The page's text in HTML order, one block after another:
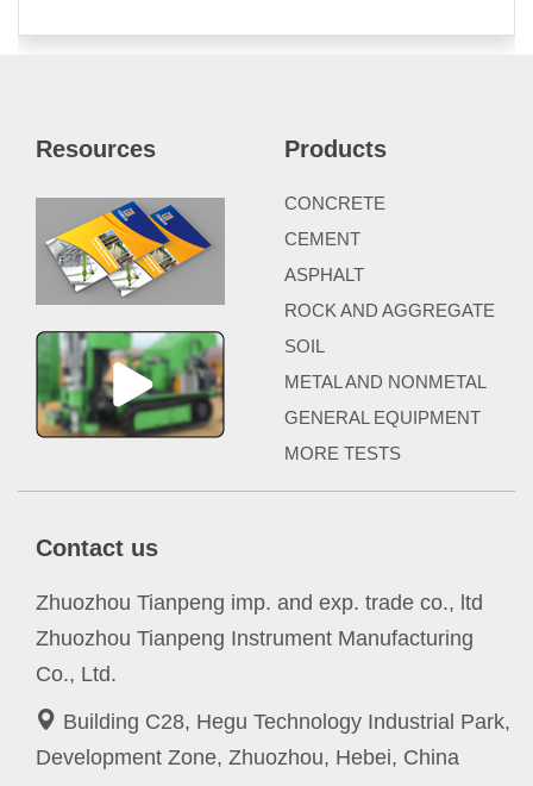
Resources Products
CONCRETE
CEMENT
ASPHALT
ROCK AND AGGREGATE
SOIL
METAL AND NONMETAL
GENERAL EQUIPMENT
MORE TESTS
Contact us
Zhuozhou Tianpeng imp. and exp. trade co., ltd
Zhuozhou Tianpeng Instrument Manufacturing
Co., Ltd.
Building C28, Hegu Technology Industrial Park,
Development Zone, Zhuozhou, Hebei, China